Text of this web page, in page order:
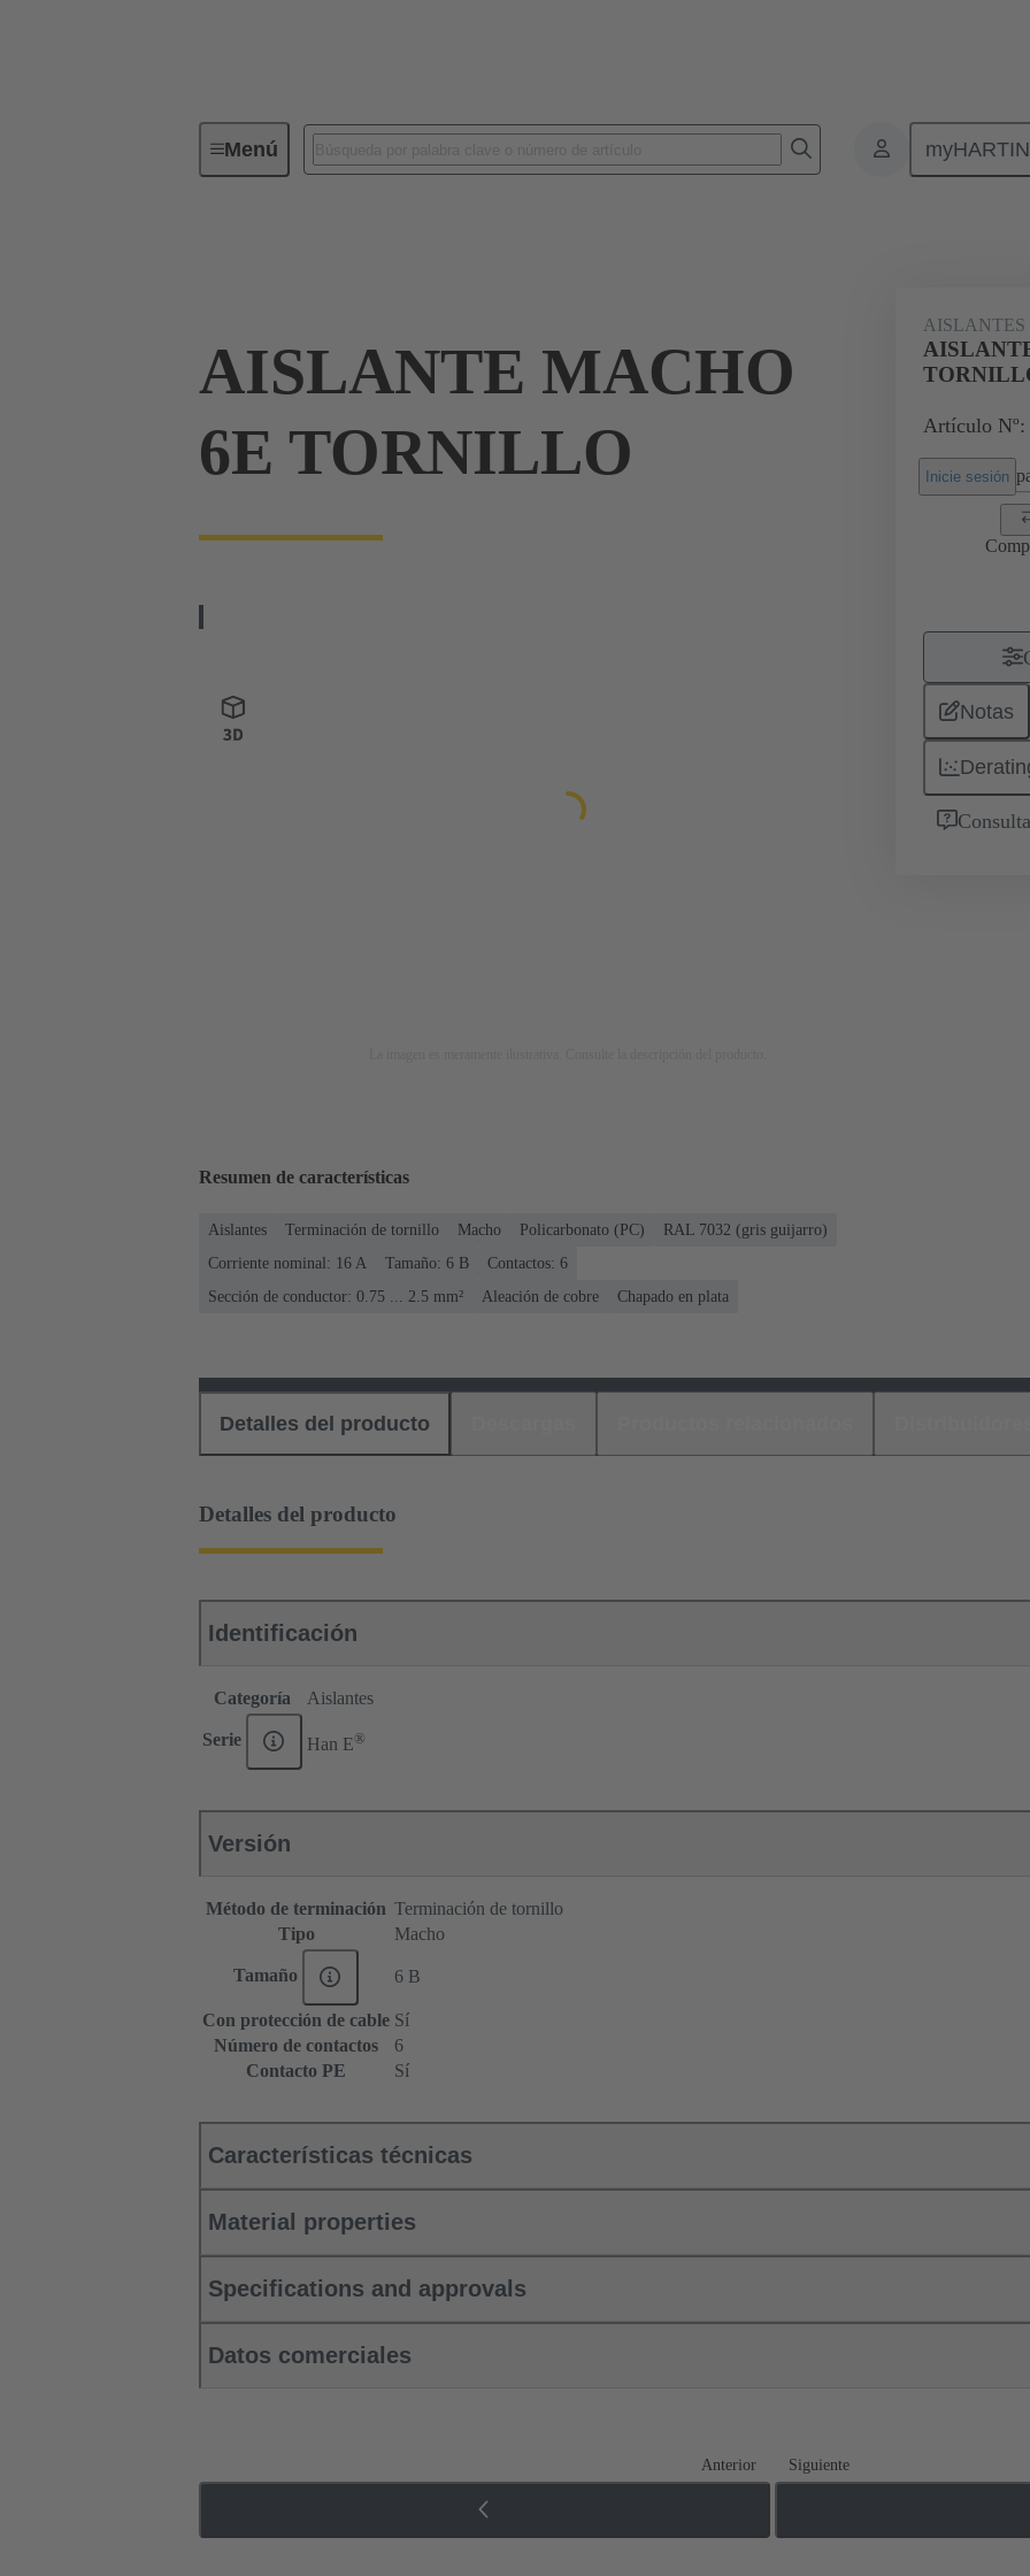
MenúConectores industriales / Han® Aislantes monobloque
AISLANTE MACHO
6E TORNILLO
AISLANTES
Artículo Nº:
Inicie sesión
Notas
Resumen de características
Aislantes Terminación de tornillo Macho Policarbonato (PC)
RAL 7032 (gris guijarro)
Corriente nominal: ‌16 A
Tamaño: 6 B
Contactos: 6
Sección de conductor: 0.75 ... 2.5 mm²
Aleación de cobre Chapado en plata
Detalles del producto
Detalles del producto
Identificación
Categoría Aislantes
Serie Han E®
Versión
Método de terminación Terminación de tornillo
Tipo
Macho
Tamaño 6 B
Con protección de cable Sí
Número de contactos
6
Contacto PE
Sí
Características técnicas
Material properties
Specifications and approvals
Datos comerciales
Anterior Siguiente